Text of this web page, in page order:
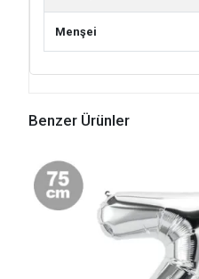
Menşei
Benzer Ürünler